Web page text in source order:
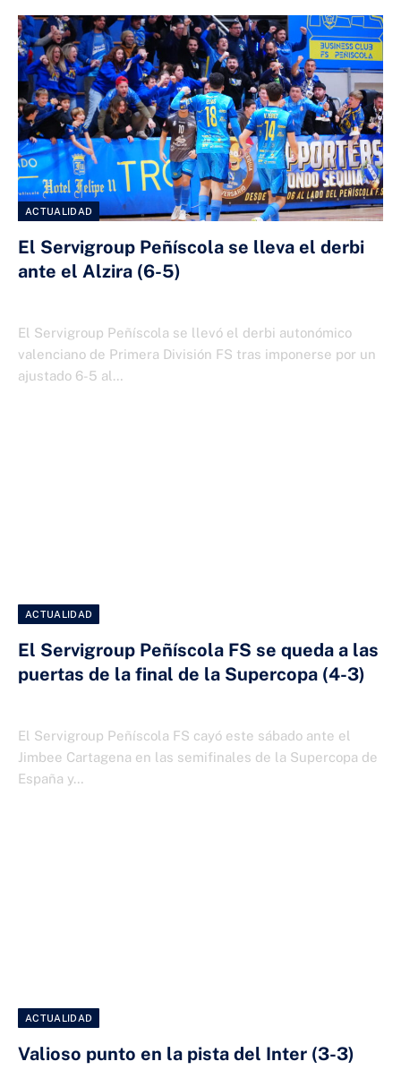
ACTUALIDAD
El Servigroup Peñíscola se lleva el derbi
ante el Alzira (6-5)
El Servigroup Peñíscola se llevó el derbi autonómico
valenciano de Primera División FS tras imponerse por un
ajustado 6-5 al…
ACTUALIDAD
El Servigroup Peñíscola FS se queda a las
puertas de la final de la Supercopa (4-3)
El Servigroup Peñíscola FS cayó este sábado ante el
Jimbee Cartagena en las semifinales de la Supercopa de
España y…
ACTUALIDAD
Valioso punto en la pista del Inter (3-3)